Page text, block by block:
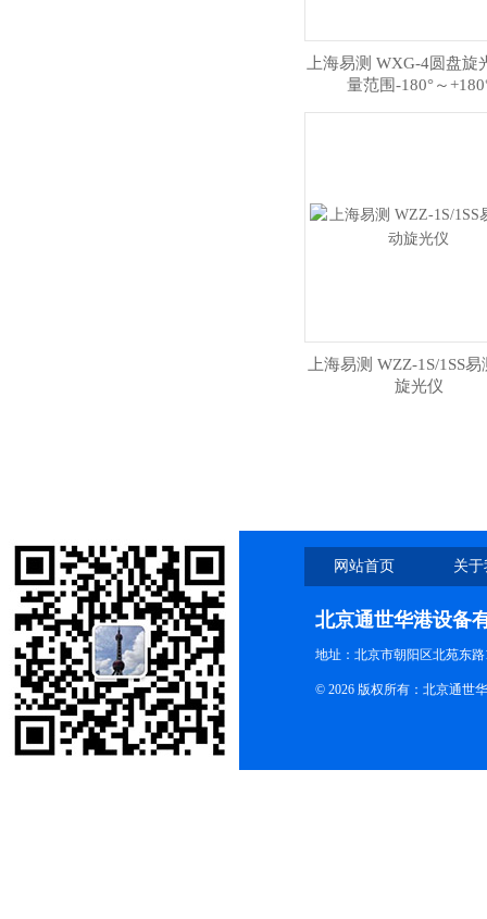
上海易测 WXG-4圆盘旋
量范围-180°～
上海易测 WZZ-1S/1SS
旋光仪
网站首页 关
北京通世华港设备
地址：北京市朝阳区北苑东路
© 2026 版权所有：北京通世